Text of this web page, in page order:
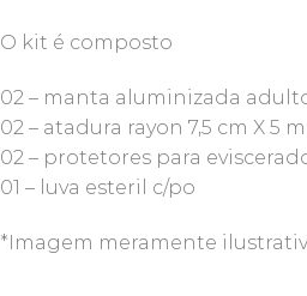
O kit é composto
02 – manta aluminizada
02 – atadura rayon 7,5 cm X 5
02 – protetores para
01 – luva esteril c/po
*Imagem meramente